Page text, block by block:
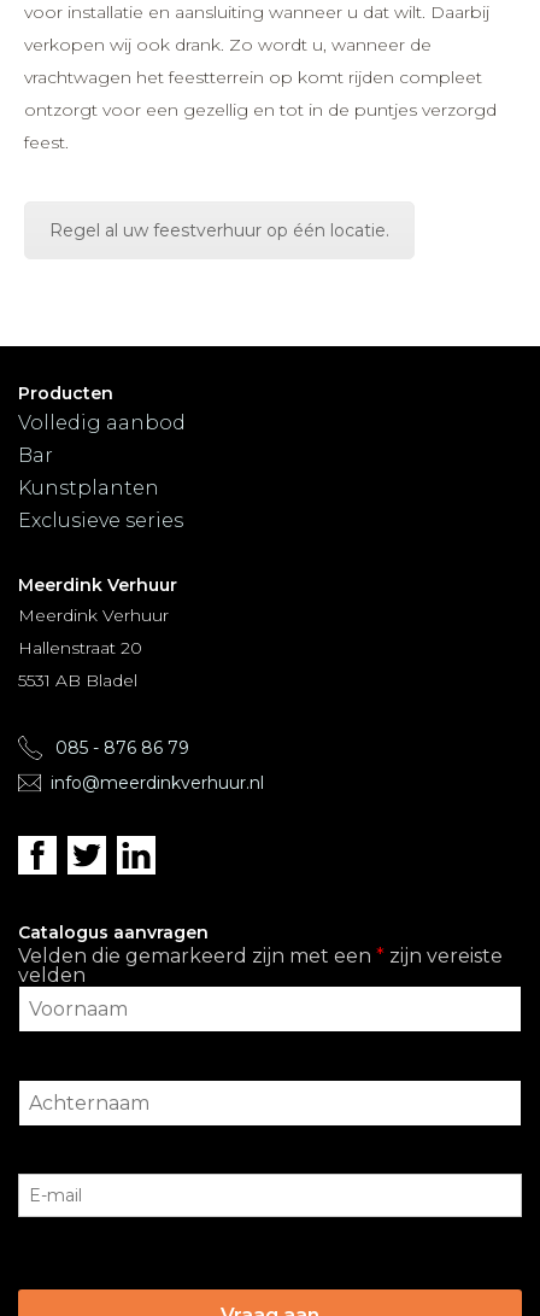
voor installatie en aansluiting wanneer u dat wilt. Daarbij
verkopen wij ook drank. Zo wordt u, wanneer de
vrachtwagen het feestterrein op komt rijden compleet
ontzorgt voor een gezellig en tot in de puntjes verzorgd
feest.
Regel al uw feestverhuur op één locatie.
Producten
Volledig aanbod
Bar
Kunstplanten
Exclusieve series
Meerdink Verhuur
Meerdink Verhuur
Hallenstraat 20
5531 AB Bladel
085 - 876 86 79
info@meerdinkverhuur.nl
Catalogus aanvragen
Velden die gemarkeerd zijn met een * zijn vereiste
velden